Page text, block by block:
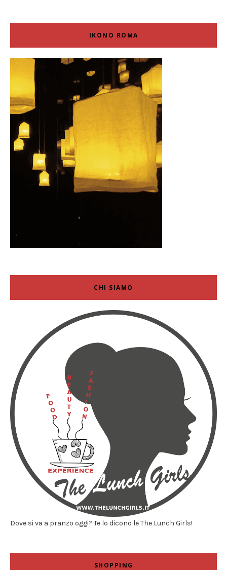
IKONO ROMA
CHI SIAMO
Dove si va a pranzo oggi? Te lo dicono le The Lunch Girls!
SHOPPING